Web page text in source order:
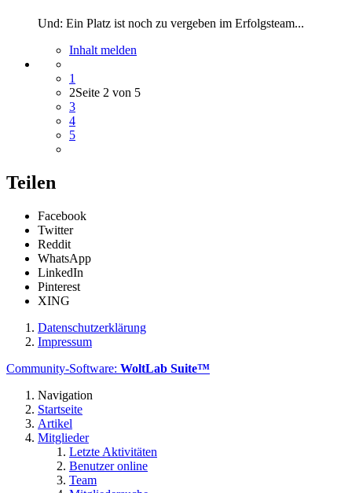
Und: Ein Platz ist noch zu vergeben im Erfolgsteam...
Inhalt melden
1
2Seite 2 von 5
3
4
5
Teilen
Facebook
Twitter
Reddit
WhatsApp
LinkedIn
Pinterest
XING
Datenschutzerklärung
Impressum
Community-Software: WoltLab Suite™
Navigation
Startseite
Artikel
Mitglieder
Letzte Aktivitäten
Benutzer online
Team